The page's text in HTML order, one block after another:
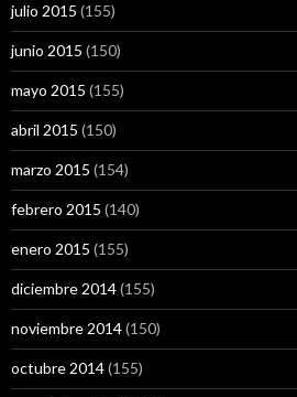
julio 2015 (155)
junio 2015 (150)
mayo 2015 (155)
abril 2015 (150)
marzo 2015 (154)
febrero 2015 (140)
enero 2015 (155)
diciembre 2014(155)
noviembre 2014(150)
octubre 2014(155)